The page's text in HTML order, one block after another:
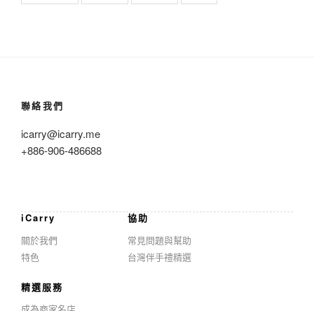
聯絡我們
icarry@icarry.me
+886-906-486688
iCarry
關於我們
特色
協助
常見問題與幫助
台灣伴手禮精選
精選服務